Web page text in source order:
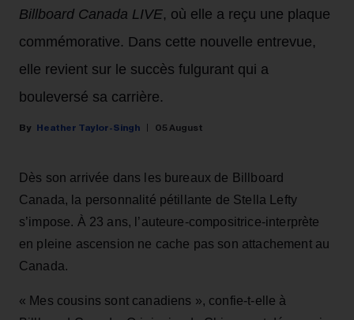
Billboard Canada LIVE, où elle a reçu une plaque
commémorative. Dans cette nouvelle entrevue,
elle revient sur le succès fulgurant qui a
bouleversé sa carrière.
Heather Taylor-Singh 05 August
Dès son arrivée dans les bureaux de Billboard
Canada, la personnalité pétillante de Stella Lefty
s’impose. À 23 ans, l’auteure-compositrice-interprète
en pleine ascension ne cache pas son attachement au
Canada.
« Mes cousins sont canadiens », confie-t-elle à